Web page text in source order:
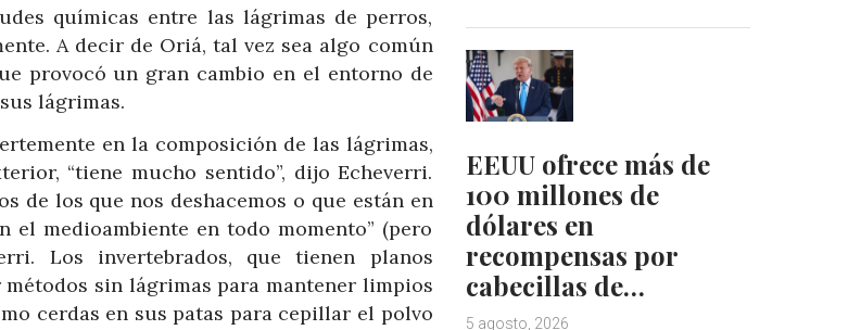
químicas entre las lágrimas de perros,
A decir de Oriá, tal vez sea algo común
provocó un gran cambio en el entorno de
lágrimas.
en la composición de las lágrimas,
“tiene mucho sentido”, dijo Echeverri.
de los que nos deshacemos o que están en
medioambiente en todo momento” (pero
Los invertebrados, que tienen planos
sin lágrimas para mantener limpios
cerdas en sus patas para cepillar el polvo
EEUU ofrece más de
100 millones de
dólares en
recompensas por
cabecillas de…
5 agosto, 2026